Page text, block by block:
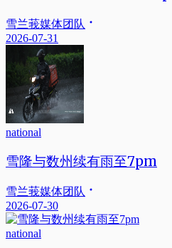
雪兰莪媒体团队
2026-07-31
national
雪隆与数州续有雨至7pm
雪兰莪媒体团队
2026-07-30
national